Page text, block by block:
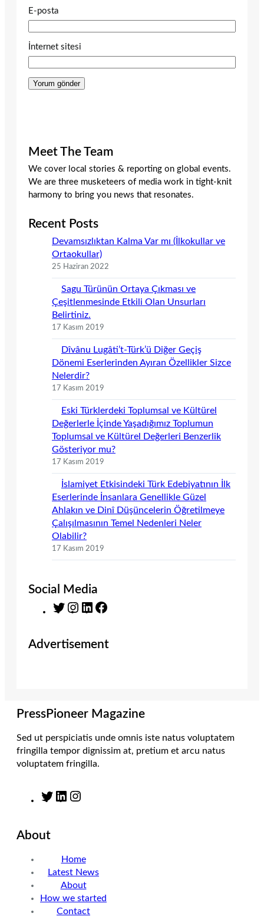
E-posta
İnternet sitesi
Meet The Team
We cover local stories & reporting on global events.
We are three musketeers of media work in tight-knit
harmony to bring you news that resonates.
Recent Posts
Devamsızlıktan Kalma Var mı (İlkokullar ve
Ortaokullar)
25 Haziran 2022
Sagu Türünün Ortaya Çıkması ve
Çeşitlenmesinde Etkili Olan Unsurları
Belirtiniz.
17 Kasım 2019
Dîvânu Lugâti’t-Türk’ü Diğer Geçiş
Dönemi Eserlerinden Ayıran Özellikler Sizce
Nelerdir?
17 Kasım 2019
Eski Türklerdeki Toplumsal ve Kültürel
Değerlerle İçinde Yaşadığımız Toplumun
Toplumsal ve Kültürel Değerleri Benzerlik
Gösteriyor mu?
17 Kasım 2019
İslamiyet Etkisindeki Türk Edebiyatının İlk
Eserlerinde İnsanlara Genellikle Güzel
Ahlakın ve Dinî Düşüncelerin Öğretilmeye
Çalışılmasının Temel Nedenleri Neler
Olabilir?
17 Kasım 2019
Social Media
T
t
t
m
L
k
e
Advertisement
PressPioneer Magazine
Sed ut perspiciatis unde omnis iste natus voluptatem
fringilla tempor dignissim at, pretium et arcu natus
voluptatem fringilla.
T
r
L
d
I
n
g
r
a
m
About
Home
Latest News
About
How we started
Contact